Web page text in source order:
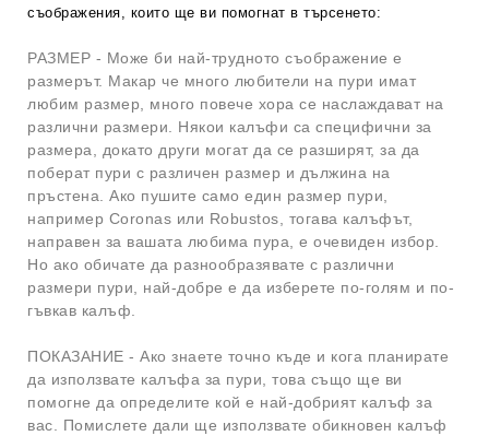
съображения, които ще ви помогнат в търсенето:
РАЗМЕР - Може би най-трудното съображение е
размерът. Макар че много любители на пури имат
любим размер, много повече хора се наслаждават на
различни размери. Някои калъфи са специфични за
размера, докато други могат да се разширят, за да
поберат пури с различен размер и дължина на
пръстена. Ако пушите само един размер пури,
например Coronas или Robustos, тогава калъфът,
направен за вашата любима пура, е очевиден избор.
Но ако обичате да разнообразявате с различни
размери пури, най-добре е да изберете по-голям и по-
гъвкав калъф.
ПОКАЗАНИЕ - Ако знаете точно къде и кога планирате
да използвате калъфа за пури, това също ще ви
помогне да определите кой е най-добрият калъф за
вас. Помислете дали ще използвате обикновен калъф